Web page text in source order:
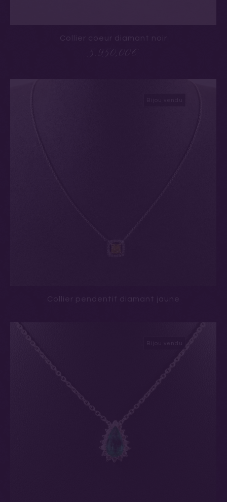
Collier coeur diamant noir
5.950,00 €
Collier pendentif diamant jaune
Bijou vendu